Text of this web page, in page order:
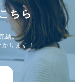
ちら
結。
かります！